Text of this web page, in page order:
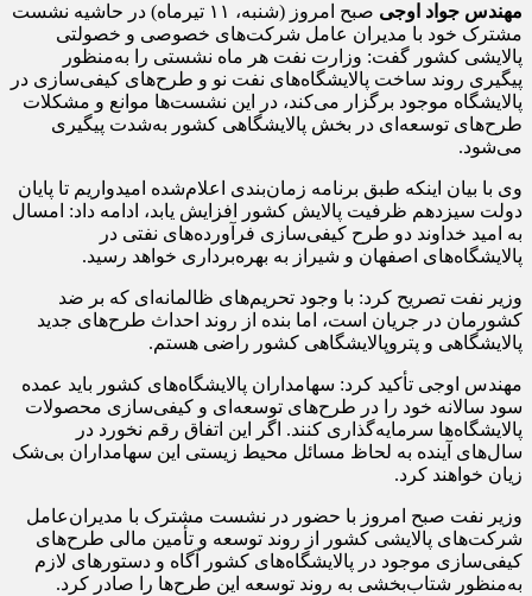
مهندس جواد اوجی
صبح امروز (شنبه، ۱۱ تیرماه) در حاشیه نشست
مشترک خود با مدیران عامل شرکت‌های خصوصی و خصولتی
پالایشی کشور گفت: وزارت نفت هر ماه نشستی را به‌منظور
پیگیری روند ساخت پالایشگاه‌های نفت نو و طرح‌های کیفی‌سازی در
پالایشگاه موجود برگزار می‌کند، در این نشست‌ها موانع و مشکلات
طرح‌های توسعه‌ای در بخش پالایشگاهی کشور به‌شدت پیگیری
می‌شود.
وی با بیان اینکه طبق برنامه زمان‌بندی اعلام‌شده امیدواریم تا پایان
دولت سیزدهم ظرفیت پالایش کشور افزایش یابد، ادامه داد: امسال
به امید خداوند دو طرح کیفی‌سازی فرآورده‌های نفتی در
پالایشگاه‌های اصفهان و شیراز به بهره‌برداری خواهد رسید.
وزیر نفت تصریح کرد: با وجود تحریم‌های ظالمانه‌ای که بر ضد
کشورمان در جریان است، اما بنده از روند احداث طرح‌های جدید
پالایشگاهی و پتروپالایشگاهی کشور راضی هستم.
مهندس اوجی تأکید کرد: سهامداران پالایشگاه‌های کشور باید عمده
سود سالانه خود را در طرح‌های توسعه‌ای و کیفی‌سازی محصولات
پالایشگاه‌ها سرمایه‌گذاری کنند. اگر این اتفاق رقم نخورد در
سال‌های آینده به لحاظ مسائل محیط زیستی این سهامداران بی‌شک
زیان خواهند کرد.
وزیر نفت صبح امروز با حضور در نشست مشترک با مدیران‌عامل
شرکت‌های پالایشی کشور از روند توسعه و تأمین مالی طرح‌های
کیفی‌سازی موجود در پالایشگاه‌های کشور آگاه و دستورهای لازم
به‌منظور شتاب‌بخشی به روند توسعه این طرح‌ها را صادر کرد.